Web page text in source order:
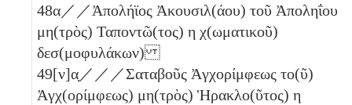
48α／／Ἀπολήϊος Ἀκουσιλ(άου) τοῦ Ἀποληΐου
μη(τρὸς) Ταποντῶ(τος) η χ(ωματικοῦ)
δεσ(μοφυλάκων)
49[ν]α̣／／／Σαταβοῦς Ἀγχορίμφεως το(ῦ)
Ἀγχ(ορίμφεως) μη(τρὸς) Ἡρακλο(ῦτος) η